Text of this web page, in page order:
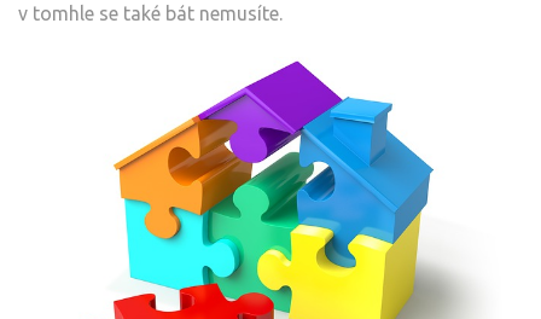
v tomhle se také bát nemusíte.